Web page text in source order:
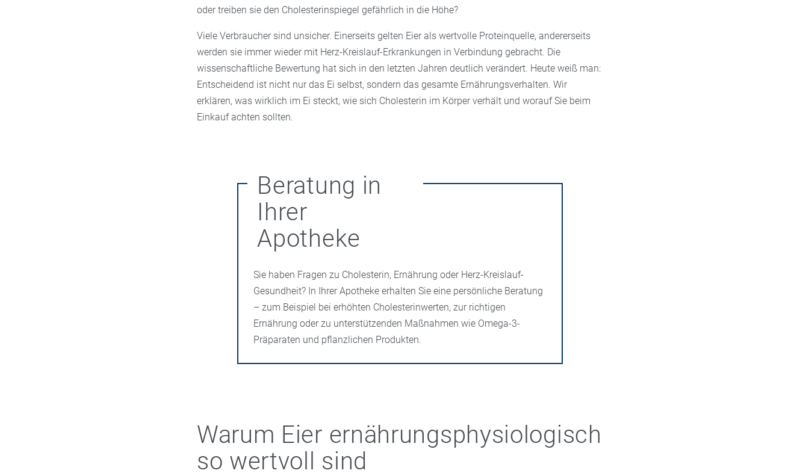
oder treiben sie den Cholesterinspiegel gefährlich in die Höhe?
Viele Verbraucher sind unsicher. Einerseits gelten Eier als wertvolle Proteinquelle, andererseits
werden sie immer wieder mit Herz-Kreislauf-Erkrankungen in Verbindung gebracht. Die
wissenschaftliche Bewertung hat sich in den letzten Jahren deutlich verändert. Heute weiß man:
Entscheidend ist nicht nur das Ei selbst, sondern das gesamte Ernährungsverhalten. Wir
erklären, was wirklich im Ei steckt, wie sich Cholesterin im Körper verhält und worauf Sie beim
Einkauf achten sollten.
Beratung in
Ihrer
Apotheke
Sie haben Fragen zu Cholesterin, Ernährung oder Herz-Kreislauf-
Gesundheit? In Ihrer Apotheke erhalten Sie eine persönliche Beratung
– zum Beispiel bei erhöhten Cholesterinwerten, zur richtigen
Ernährung oder zu unterstützenden Maßnahmen wie Omega-3-
Präparaten und pflanzlichen Produkten.
Warum Eier ernährungsphysiologisch
so wertvoll sind